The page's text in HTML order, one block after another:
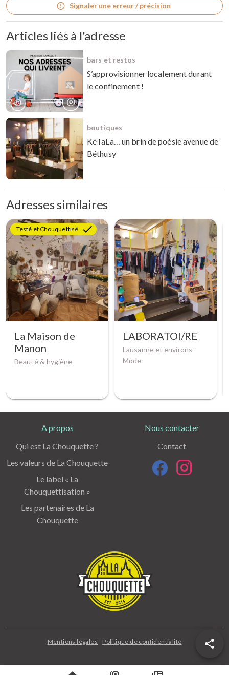
Signaler une erreur / précision
Articles liés à l'adresse
bars et restos
S’approvisionner localement durant
le confinement !
boutiques
KéTaLa… un brin de poésie avenue de
Béthusy
Adresses similaires
Testé et Chouquettisé
La Maison de
Manon
Beauté & hygiène
LABORATOI/RE
Lausanne et environs -
Mode
A propos
Qui est La Chouquette ?
Les valeurs de La Chouquette
Le label « La
Chouquettisation »
Les partenaires de La
Chouquette
Nous contacter
Contact
Mentions légales - Politique de confidentialité